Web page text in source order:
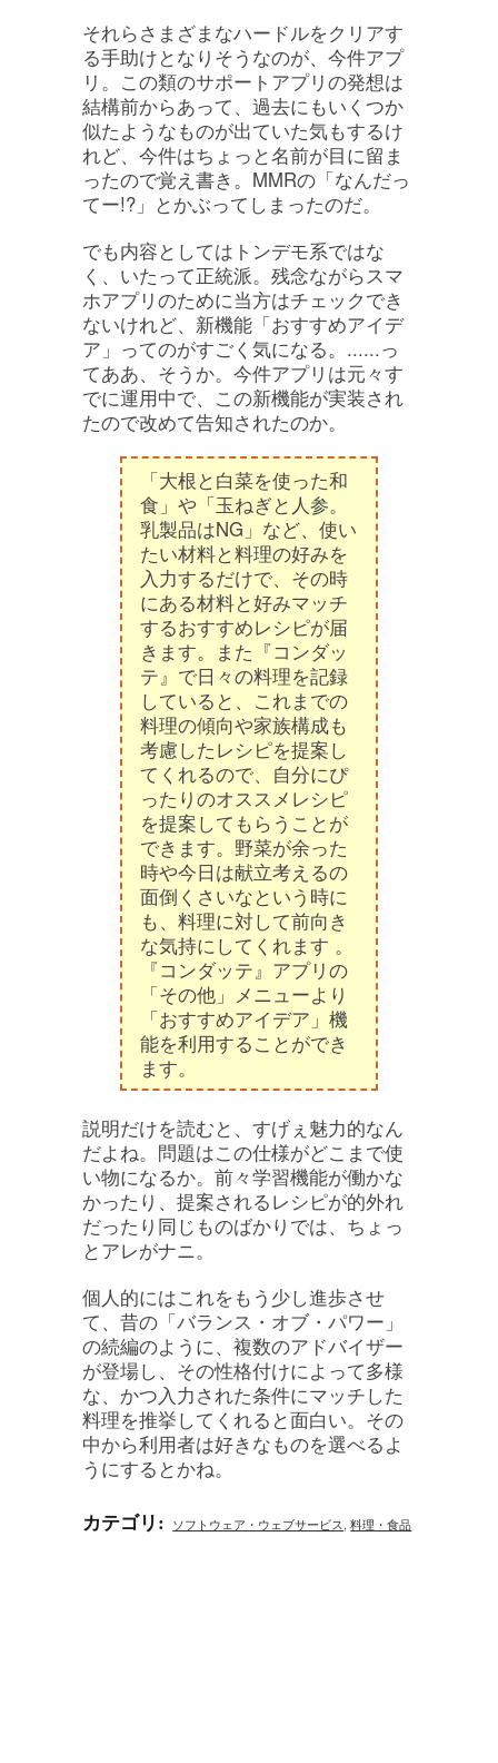
それらさまざまなハードルをクリアす
る手助けとなりそうなのが、今件アプ
リ。この類のサポートアプリの発想は
結構前からあって、過去にもいくつか
似たようなものが出ていた気もするけ
れど、今件はちょっと名前が目に留ま
ったので覚え書き。MMRの「なんだっ
てー!?」とかぶってしまったのだ。
でも内容としてはトンデモ系ではな
く、いたって正統派。残念ながらスマ
ホアプリのために当方はチェックでき
ないけれど、新機能「おすすめアイデ
ア」ってのがすごく気になる。......っ
てああ、そうか。今件アプリは元々す
でに運用中で、この新機能が実装され
たので改めて告知されたのか。
「大根と白菜を使った和
食」や「玉ねぎと人参。
乳製品はNG」など、使い
たい材料と料理の好みを
入力するだけで、その時
にある材料と好みマッチ
するおすすめレシピが届
きます。また『コンダッ
テ』で日々の料理を記録
していると、これまでの
料理の傾向や家族構成も
考慮したレシピを提案し
てくれるので、自分にぴ
ったりのオススメレシピ
を提案してもらうことが
できます。野菜が余った
時や今日は献立考えるの
面倒くさいなという時に
も、料理に対して前向き
な気持にしてくれます 。
『コンダッテ』アプリの
「その他」メニューより
「おすすめアイデア」機
能を利用することができ
ます。
説明だけを読むと、すげぇ魅力的なん
だよね。問題はこの仕様がどこまで使
い物になるか。前々学習機能が働かな
かったり、提案されるレシピが的外れ
だったり同じものばかりでは、ちょっ
とアレがナニ。
個人的にはこれをもう少し進歩させ
て、昔の「バランス・オブ・パワー」
の続編のように、複数のアドバイザー
が登場し、その性格付けによって多様
な、かつ入力された条件にマッチした
料理を推挙してくれると面白い。その
中から利用者は好きなものを選べるよ
うにするとかね。
カテゴリ: ソフトウェア・ウェブサービス, 料理・食品